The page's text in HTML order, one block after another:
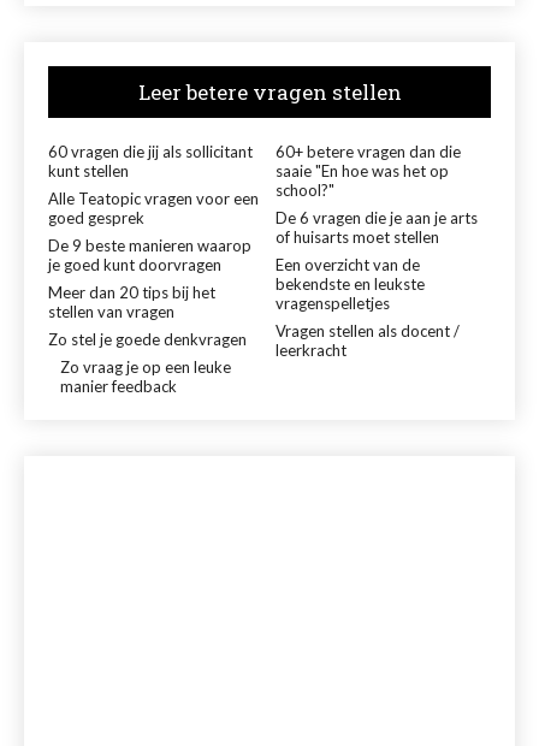
Leer betere vragen stellen
60 vragen die jij als sollicitant
kunt stellen
60+ betere vragen dan die
saaie "En hoe was het op
school?"
Alle Teatopic vragen voor een
goed gesprek
De 6 vragen die je aan je arts
of huisarts moet stellen
De 9 beste manieren waarop
je goed kunt doorvragen
Een overzicht van de
bekendste en leukste
vragenspelletjes
Meer dan 20 tips bij het
stellen van vragen
Vragen stellen als docent /
leerkracht
Zo stel je goede denkvragen
Zo vraag je op een leuke
manier feedback